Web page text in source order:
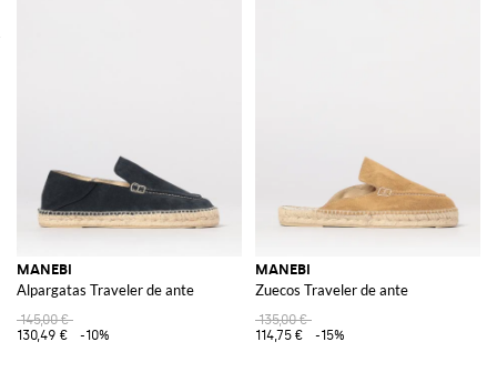
MANEBI
Alpargatas Traveler de ante
145,00 €
130,49 €
-10%
MANEBI
Zuecos Traveler de ante
135,00 €
114,75 €
-15%